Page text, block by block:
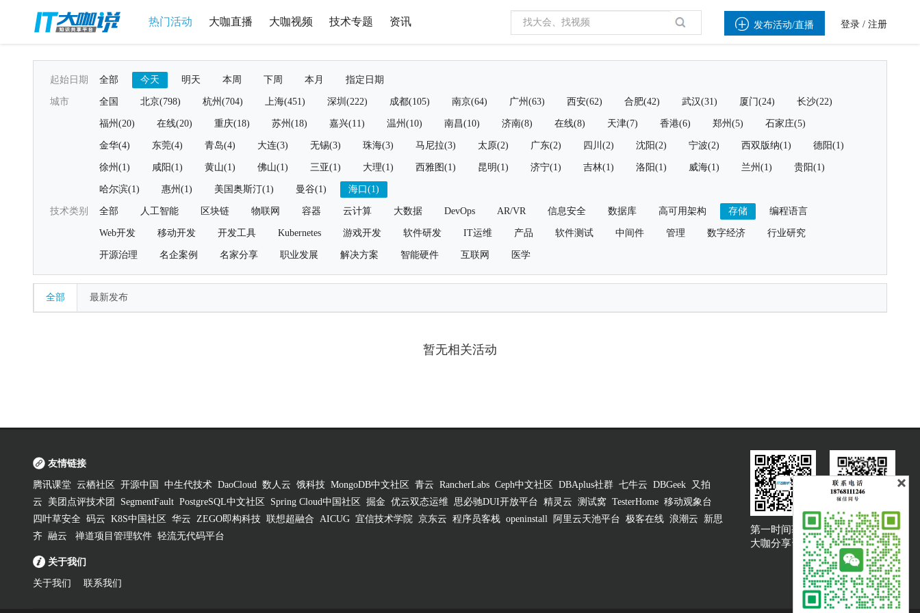
热门活动 大咖直播 大咖视频 技术专题 资讯  发布活动/直播 登录 / 注册
起始日期 全部 今天 明天 本周 下周 本月 指定日期
城市 全国 北京(798) 杭州(704) 上海(451) 深圳(222) 成都(105) 南京(64) 广州(63) 西安(62) 合肥(42) 武汉(31) 厦门(24) 长沙(22)
福州(20) 在线(20) 重庆(18) 苏州(18) 嘉兴(11) 温州(10) 南昌(10) 济南(8) 在线(8) 天津(7) 香港(6) 郑州(5) 石家庄(5)
金华(4) 东莞(4) 青岛(4) 大连(3) 无锡(3) 珠海(3) 马尼拉(3) 太原(2) 广东(2) 四川(2) 沈阳(2) 宁波(2) 西双版纳(1) 德阳(1)
徐州(1) 咸阳(1) 黄山(1) 佛山(1) 三亚(1) 大理(1) 西雅图(1) 昆明(1) 济宁(1) 吉林(1) 洛阳(1) 威海(1) 兰州(1) 贵阳(1)
哈尔滨(1) 惠州(1) 美国奥斯汀(1) 曼谷(1) 海口(1)
技术类别 全部 人工智能 区块链 物联网 容器 云计算 大数据 DevOps AR/VR 信息安全 数据库 高可用架构 存储 编程语言
Web开发 移动开发 开发工具 Kubernetes 游戏开发 软件研发 IT运维 产品 软件测试 中间件 管理 数字经济 行业研究
开源治理 名企案例 名家分享 职业发展 解决方案 智能硬件 互联网 医学
全部 最新发布
暂无相关活动
友情链接
腾讯课堂 云栖社区 开源中国 中生代技术 DaoCloud 数人云 饿科技 MongoDB中文社区 青云 RancherLabs Ceph中文社区 DBAplus社群 七牛云 DBGeek
又拍
云
美团点评技术团 SegmentFault PostgreSQL中文社区 Spring Cloud中国社区 掘金 优云双态运维 思必驰DUI开放平台 精灵云 测试窝 TesterHome 移动观象台
四叶草安全 码云 K8S中国社区 华云 ZEGO即构科技 联想超融合 AICUG 宜信技术学院 京东云 程序员客栈 openinstall 阿里云天池平台 极客在线 浪潮云
新思
齐 融云 禅道项目管理软件 轻流无代码平台
关于我们
关于我们 联系我们
第一时间获取
大咖分享资讯
大咖说吐槽客服